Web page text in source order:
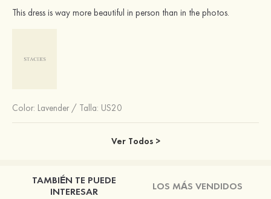
This dress is way more beautiful in person than in the photos.
Color: Lavender / Talla: US20
Ver Todos >
TAMBIÉN TE PUEDE
INTERESAR
LOS MÁS VENDIDOS